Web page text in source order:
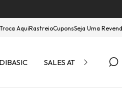
Troca AquiRastreioCuponsSeja Uma
SALES ATÉ 40% OFF